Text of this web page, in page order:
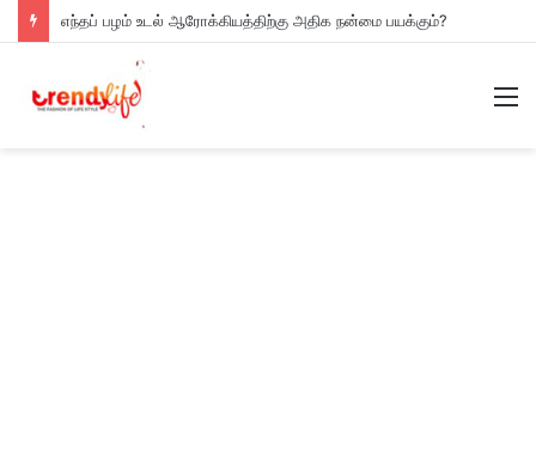
எந்தப் பழம் உடல் ஆரோக்கியத்திற்கு அதிக நன்மை பயக்கும்?